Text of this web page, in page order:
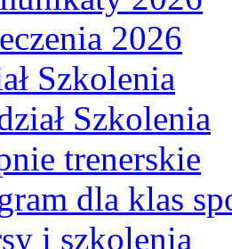
2026
Szkolenia
Szkolenia
trenerskie
dla klas
i szkolenia